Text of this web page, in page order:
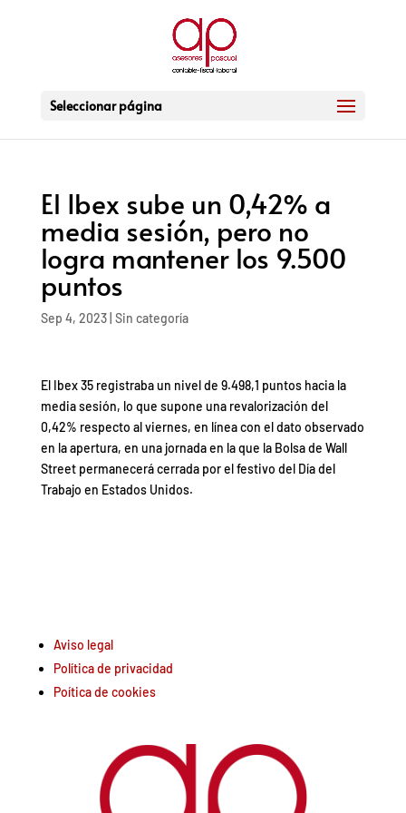
Seleccionar página
El Ibex sube un 0,42% a
media sesión, pero no
logra mantener los 9.500
puntos
Sep 4, 2023| Sin categoría
El Ibex 35 registraba un nivel de 9.498,1 puntos hacia la
media sesión, lo que supone una revalorización del
0,42% respecto al viernes, en línea con el dato observado
en la apertura, en una jornada en la que la Bolsa de Wall
Street permanecerá cerrada por el festivo del Día del
Trabajo en Estados Unidos.
Aviso legal
Política de privacidad
Poítica de cookies